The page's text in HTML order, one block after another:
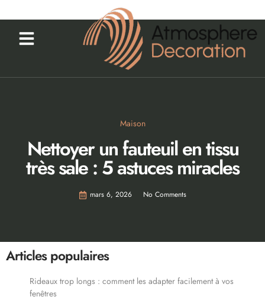
Maison
Nettoyer un fauteuil en tissu
très sale : 5 astuces miracles
mars 6, 2026 No Comments
Articles populaires
Rideaux trop longs : comment les adapter facilement à vos
fenêtres